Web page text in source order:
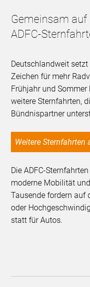
Gemeinsam auf
ADFC-
Deutschlandweit setzt
Zeichen für mehr
Frühjahr und
weitere Sternfahrten,
Bündnispartner
Weitere
Die ADFC-
moderne Mobilität
Tausende fordern auf
oder
statt für Autos.